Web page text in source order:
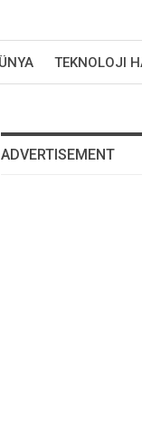
TEKNOLOJI
ADVERTISEMENT